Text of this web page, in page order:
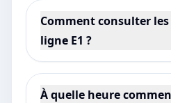
Comment consulter
ligne E1 ?
À quelle heure